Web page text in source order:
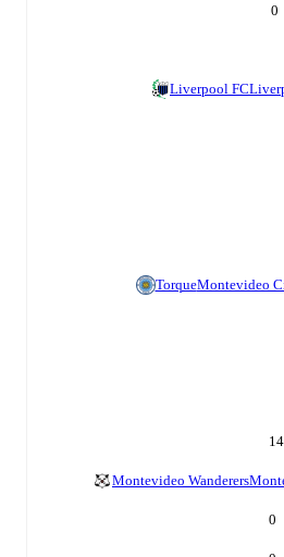
0
Liverpool FC
TorqueMontevideo
14
Montevideo Wanderers
0